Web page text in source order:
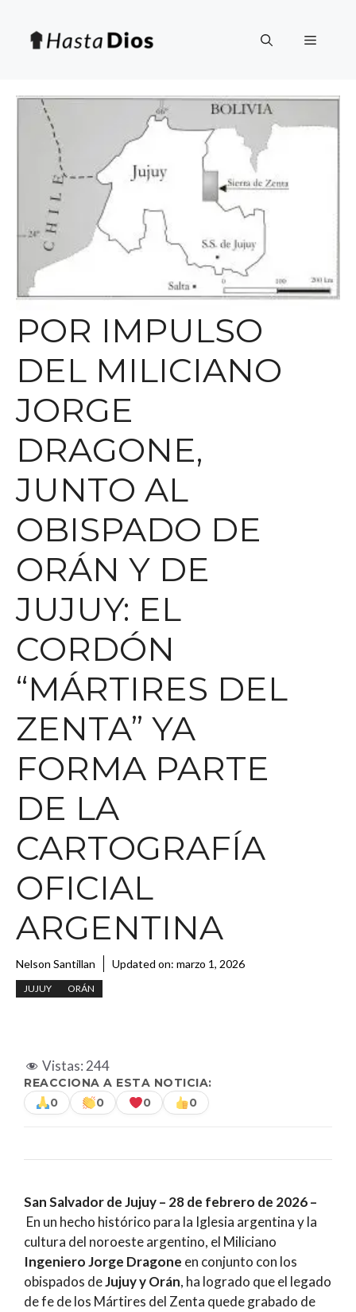
contenido
Menú
POR IMPULSO
DEL MILICIANO
JORGE
DRAGONE,
JUNTO AL
OBISPADO DE
ORÁN Y DE
JUJUY: EL
CORDÓN
“MÁRTIRES DEL
ZENTA” YA
FORMA PARTE
DE LA
CARTOGRAFÍA
OFICIAL
ARGENTINA
Nelson Santillan Updated on: marzo 1, 2026
JUJUY ORÁN
Vistas:244
REACCIONA A ESTA NOTICIA:
0
0 0 0
San Salvador de Jujuy – 28 de febrero de 2026 –
En un hecho histórico para la Iglesia argentina y la
cultura del noroeste argentino, el Miliciano
Ingeniero Jorge Dragone en conjunto con los
obispados deJujuy y Orán, ha logrado que el legado
de fe de los Mártires del Zenta quede grabado de